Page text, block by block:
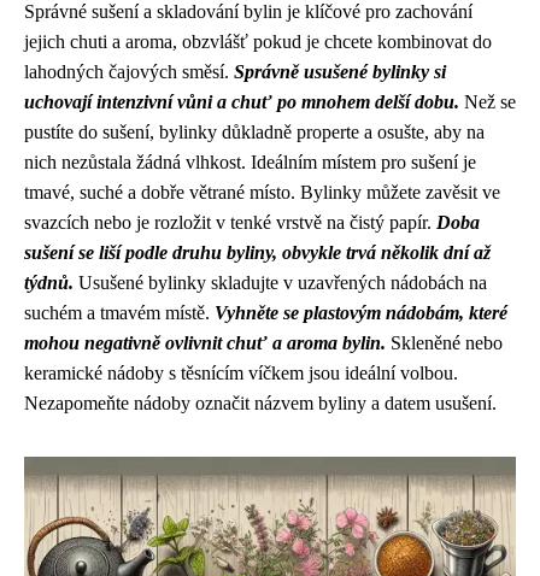
Správné sušení a skladování bylin je klíčové pro zachování
jejich chuti a aroma, obzvlášť pokud je chcete kombinovat do
lahodných čajových směsí. Správně usušené bylinky si
uchovají intenzivní vůni a chuť po mnohem delší dobu. Než se
pustíte do sušení, bylinky důkladně properte a osušte, aby na
nich nezůstala žádná vlhkost. Ideálním místem pro sušení je
tmavé, suché a dobře větrané místo. Bylinky můžete zavěsit ve
svazcích nebo je rozložit v tenké vrstvě na čistý papír. Doba
sušení se liší podle druhu byliny, obvykle trvá několik dní až
týdnů. Usušené bylinky skladujte v uzavřených nádobách na
suchém a tmavém místě. Vyhněte se plastovým nádobám, které
mohou negativně ovlivnit chuť a aroma bylin. Skleněné nebo
keramické nádoby s těsnícím víčkem jsou ideální volbou.
Nezapomeňte nádoby označit názvem byliny a datem usušení.